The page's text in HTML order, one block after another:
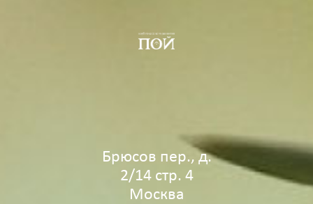
Брюсов пер., д.
2/14 стр. 4
Москва